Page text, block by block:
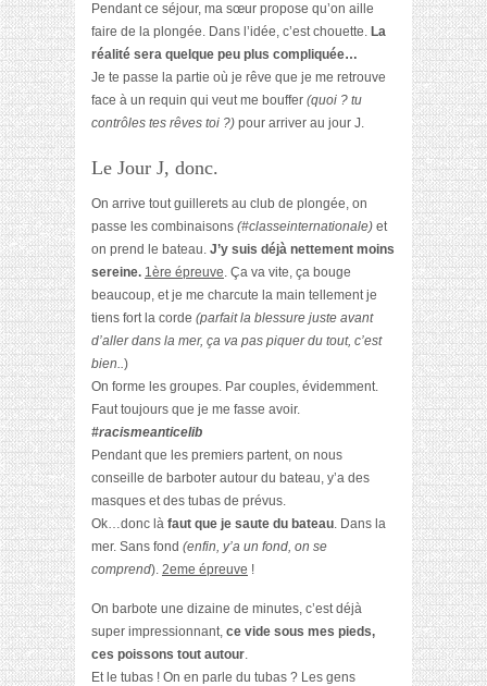
Pendant ce séjour, ma sœur propose qu’on aille
faire de la plongée. Dans l’idée, c’est chouette. La
réalité sera quelque peu plus compliquée…
Je te passe la partie où je rêve que je me retrouve
face à un requin qui veut me bouffer (quoi ? tu
contrôles tes rêves toi ?) pour arriver au jour J.
Le Jour J, donc.
On arrive tout guillerets au club de plongée, on
passe les combinaisons (#classeinternationale) et
on prend le bateau. J’y suis déjà nettement moins
sereine. 1ère épreuve. Ça va vite, ça bouge
beaucoup, et je me charcute la main tellement je
tiens fort la corde (parfait la blessure juste avant
d’aller dans la mer, ça va pas piquer du tout, c’est
bien..)
On forme les groupes. Par couples, évidemment.
Faut toujours que je me fasse avoir.
#racismeanticelib
Pendant que les premiers partent, on nous
conseille de barboter autour du bateau, y’a des
masques et des tubas de prévus.
Ok…donc là faut que je saute du bateau. Dans la
mer. Sans fond (enfin, y’a un fond, on se
comprend). 2eme épreuve !
On barbote une dizaine de minutes, c’est déjà
super impressionnant, ce vide sous mes pieds,
ces poissons tout autour.
Et le tubas ! On en parle du tubas ? Les gens